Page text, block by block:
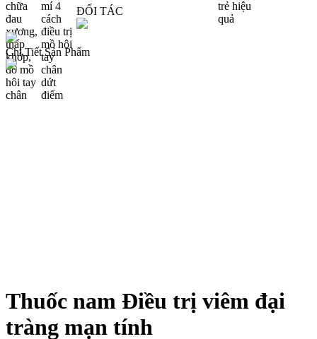
ĐỐI TÁC
Chi Tiết Sản Phẩm
Thuốc nam Điều trị viêm đại
tràng mạn tính